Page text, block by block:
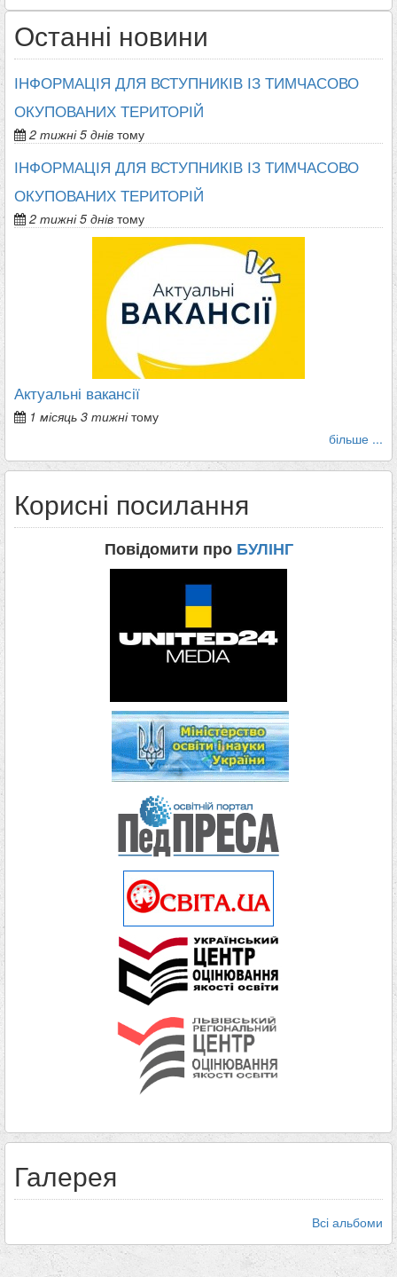
Останні новини
ІНФОРМАЦІЯ ДЛЯ ВСТУПНИКІВ ІЗ ТИМЧАСОВО
ОКУПОВАНИХ ТЕРИТОРІЙ
2 тижні 5 днів тому
ІНФОРМАЦІЯ ДЛЯ ВСТУПНИКІВ ІЗ ТИМЧАСОВО
ОКУПОВАНИХ ТЕРИТОРІЙ
2 тижні 5 днів тому
Актуальні вакансії
1 місяць 3 тижнітому
більше ...
Корисні посилання
Повідомити про БУЛІНГ
Галерея
Всі альбоми